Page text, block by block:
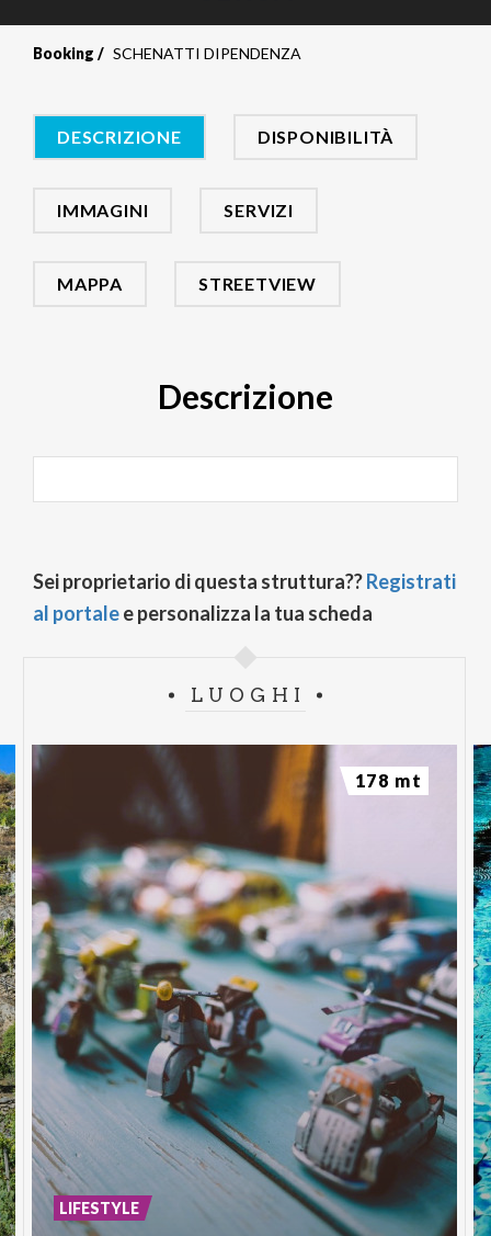
Booking SCHENATTI DIPENDENZA
DESCRIZIONE DISPONIBILITÀ
IMMAGINI SERVIZI
MAPPA STREETVIEW
Descrizione
Sei proprietario di questa struttura??Registrati
al portalee personalizza la tua scheda
LUOGHI
LIFESTYLE
178 mt